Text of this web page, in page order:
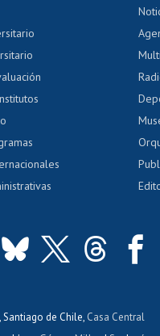
docente
académica
al AUCAI
Santiago de Chile, Casa Central